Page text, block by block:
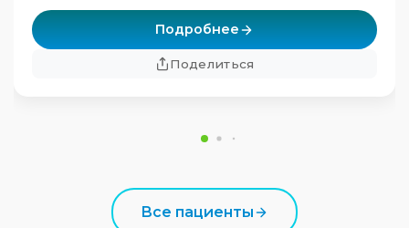
Подробнее
Поделиться
Все пациенты